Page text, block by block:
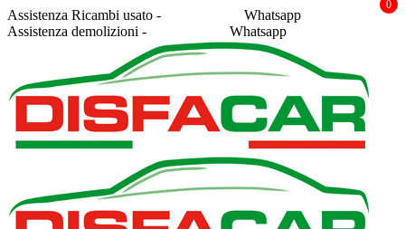
Assistenza Ricambi usato -
Whatsapp
Assistenza demolizioni -
Whatsapp
0